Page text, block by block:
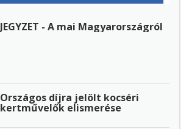
JEGYZET - A mai Magyarországról
Országos díjra jelölt kocséri
kertművelők elismerése